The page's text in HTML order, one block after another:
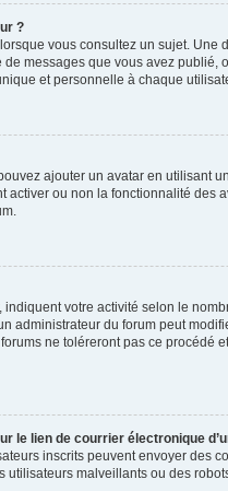
?
vous consultez un sujet.
messages que vous avez
et personnelle à chaque
ajouter un avatar en utilisant
activer ou non la fonctionnalité
votre activité selon le
administrateur du forum peut
ne toléreront pas ce
le lien de courrier électronique
inscrits peuvent envoyer
malveillants ou des